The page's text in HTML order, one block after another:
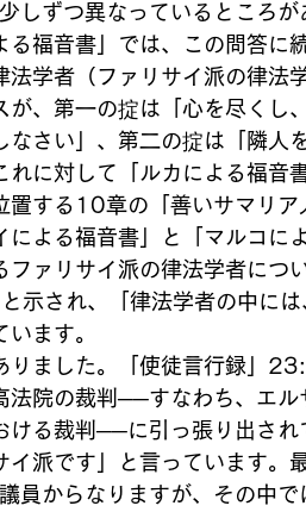
ずつ異なっているところが
福音書」では、この問答に
学者（ファリサイ派の律法
、第一の掟は「心を尽くし
さい」、第二の掟は「隣人
に対して「ルカによる福音
置する10章の「善いサマリア
よる福音書」と「マルコに
ァリサイ派の律法学者につ
示され、「律法学者の中には
ます。
ました。「使徒言行録」
院の裁判──すなわち、エル
る裁判──に引っ張り出され
派です」と言っています。
員からなりますが、その中で